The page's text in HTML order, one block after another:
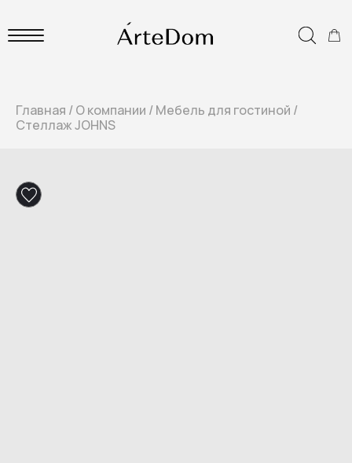
Главная /О компании /Мебель для гостиной /
Стеллаж JOHNS